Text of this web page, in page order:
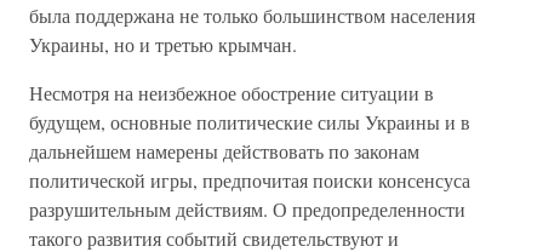
была поддержана не только большинством населения
Украины, но и третью крымчан.
Несмотря на неизбежное обострение ситуации в
будущем, основные политические силы Украины и в
дальнейшем намерены действовать по законам
политической игры, предпочитая поиски консенсуса
разрушительным действиям. О предопределенности
такого развития событий свидетельствуют и